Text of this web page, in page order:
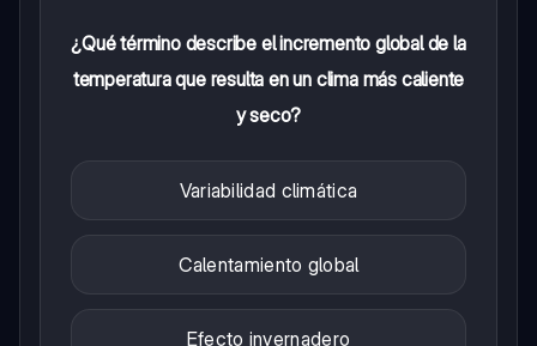
¿Qué término describe el incremento global de la
temperatura que resulta en un clima más caliente
y seco?
Variabilidad climática
Calentamiento global
Efecto invernadero